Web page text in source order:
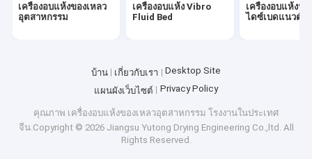
เครื่องอบแห้งของเหลว
อุตสาหกรรม
เครื่องอบแห้ง Vibro
Fluid Bed
เครื่องอบแห้งฟลู
ไดซ์เบดแนวตั้ง
บ้าน เกี่ยวกับเรา
Desktop Site
แผนผังเว็บไซต์
Privacy Policy
คุณภาพ เครื่องอบแห้งของเหลวอุตสาหกรรม โรงงานในประเทศ
จีน.Copyright © 2026 Jiangsu Yutong Drying Engineering Co.,ltd. All
Rights Reserved.